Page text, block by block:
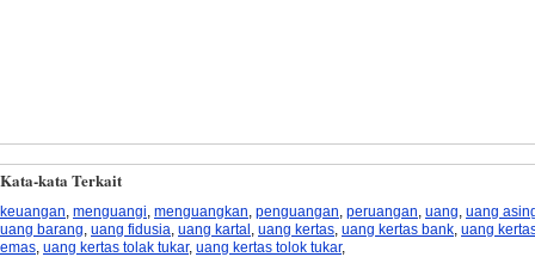
Kata-kata Terkait
keuangan menguangi menguangkan penguangan peruangan uang uang
uang barang uang fidusia uang kartal uang kertas uang kertas bank uang
emas uang kertas tolak tukar, uang kertas tolok tukar,